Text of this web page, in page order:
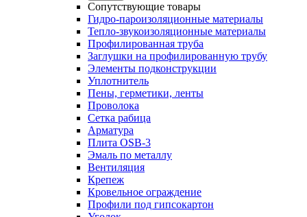
Сопутствующие товары
Гидро-пароизоляционные материалы
Тепло-звукоизоляционные материалы
Профилированная труба
Заглушки на профилированную трубу
Элементы подконструкции
Уплотнитель
Пены, герметики, ленты
Проволока
Сетка рабица
Арматура
Плита OSB-3
Эмаль по металлу
Вентиляция
Крепеж
Кровельное ограждение
Профили под гипсокартон